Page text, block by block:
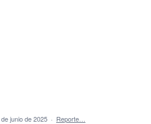
junio de 2025 · Reporte…